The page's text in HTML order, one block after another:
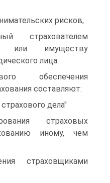
рисков;
страхователем
или имуществу
лица.
обеспечения
составляют:
дела"
страховых
иному, чем
страховщиками